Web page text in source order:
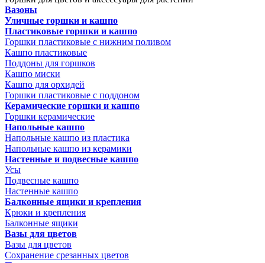
Вазоны
Уличные горшки и кашпо
Пластиковые горшки и кашпо
Горшки пластиковые с нижним поливом
Кашпо пластиковые
Поддоны для горшков
Кашпо миски
Кашпо для орхидей
Горшки пластиковые с поддоном
Керамические горшки и кашпо
Горшки керамические
Напольные кашпо
Напольные кашпо из пластика
Напольные кашпо из керамики
Настенные и подвесные кашпо
Усы
Подвесные кашпо
Настенные кашпо
Балконные ящики и крепления
Крюки и крепления
Балконные ящики
Вазы для цветов
Вазы для цветов
Сохранение срезанных цветов